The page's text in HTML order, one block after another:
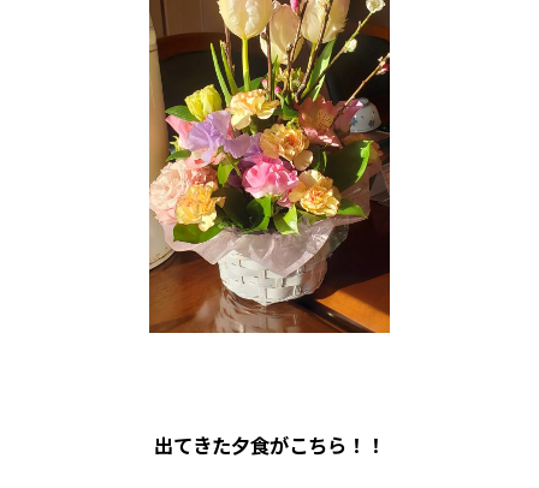
出てきた夕食がこちら！！